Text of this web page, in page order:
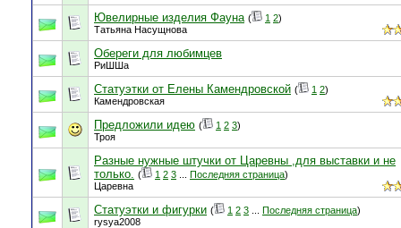
Ювелирные изделия Фауна ( 1 2)
Татьяна Насущнова
Обереги для любимцев
РиШШа
Статуэтки от Елены Камендровской ( 1 2)
Камендровская
Предложили идею ( 1 2 3)
Троя
Разные нужные штучки от Царевны ,для выставки и не
только. ( 1 2 3 Последняя страница)
Царевна
Статуэтки и фигурки ( 1 2 3 Последняя страница)
rysya2008